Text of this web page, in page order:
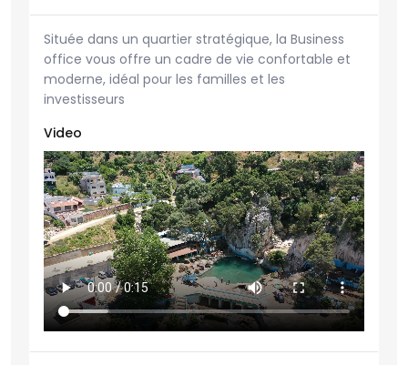
Située dans un quartier stratégique, la Business
office vous offre un cadre de vie confortable et
moderne, idéal pour les familles et les
investisseurs
Video